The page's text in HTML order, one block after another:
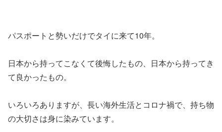
パスポートと勢いだけでタイに来て10年。
日本から持ってこなくて後悔したもの、日本から持ってき
て良かったもの。
いろいろありますが、長い海外生活とコロナ禍で、持ち物
の大切さは身に染みています。